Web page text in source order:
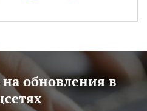
обновления в